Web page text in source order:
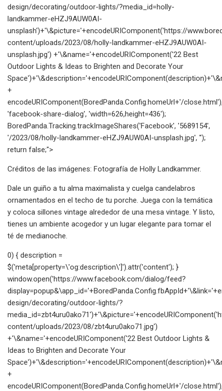
design/decorating/outdoor-lights/?media_id=holly-
landkammer-eHZJ9AUW0AI-
unsplash')+'\&picture='+encodeURIComponent('https://
content/uploads/2023/08/holly-landkammer-eHZJ9AUW0AI-
unsplash.jpg') +'\&name='+encodeURIComponent('22 Best
Outdoor Lights & Ideas to Brighten and Decorate Your
+
encodeURIComponent(BoredPanda.Config.homeUrl+'/
'facebook-share-dialog', 'width=626,height=436');
BoredPanda.Tracking.trackImageShares('Facebook', '5689154',
'/2023/08/holly-landkammer-eHZJ9AUW0AI-unsplash.jpg', '');
return false;">
Créditos de las imágenes: Fotografía de Holly Landkammer.
Dale un guiño a tu alma maximalista y cuelga candelabros
ornamentados en el techo de tu porche. Juega con la temática
y coloca sillones vintage alrededor de una mesa vintage. Y listo,
tienes un ambiente acogedor y un lugar elegante para tomar el
té de medianoche.
0) { description =
$('meta[property=\'og:description\']').attr('content'); }
window.open('https://www.facebook.com/dialog/feed?
design/decorating/outdoor-lights/?
content/uploads/2023/08/zbt4uru0ako71.jpg')
+'\&name='+encodeURIComponent('22 Best Outdoor Lights &
Ideas to Brighten and Decorate Your
+
encodeURIComponent(BoredPanda.Config.homeUrl+'/